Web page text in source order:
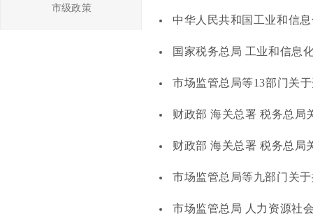
市级政策
中华人民共和国工业和信
国家税务总局 工业和信息
市场监管总局等13部门关
财政部 海关总署 税务总局
财政部 海关总署 税务总局
市场监管总局等九部门关
市场监管总局 人力资源社